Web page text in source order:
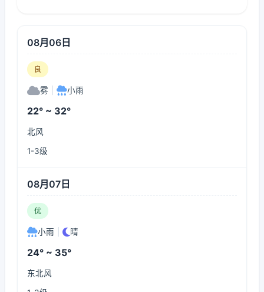
08月06日
良
雾 小雨
22° ~ 32°
北风
1-3级
08月07日
优
小雨 晴
24° ~ 35°
东北风